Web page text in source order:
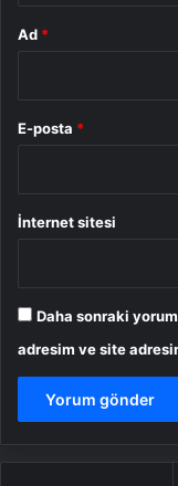
Ad *
E-posta *
İnternet sitesi
Daha sonraki
adresim ve site